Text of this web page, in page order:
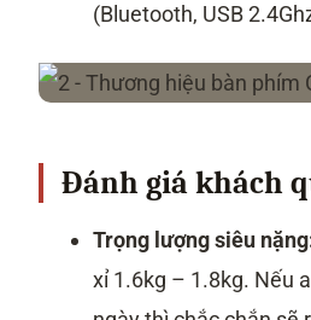
(Bluetooth, USB
Đánh giá khách
Trọng lượng siêu
xỉ 1.6kg – 1.8kg. Nếu